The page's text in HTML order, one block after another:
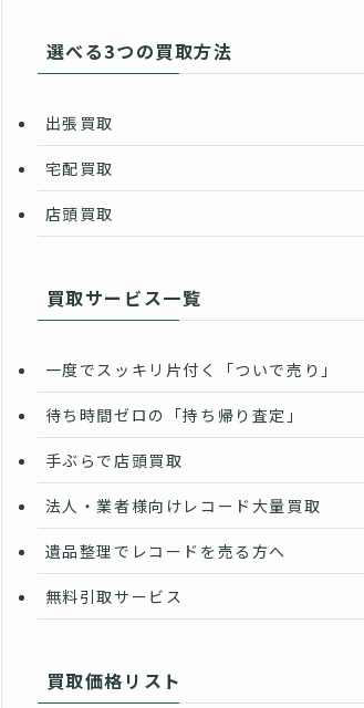
選べる3つの買取方法
出張買取
宅配買取
店頭買取
買取サービス一覧
一度でスッキリ片付く「ついで売り」
待ち時間ゼロの「持ち帰り査定」
手ぶらで店頭買取
法人・業者様向けレコード大量買取
遺品整理でレコードを売る方へ
無料引取サービス
買取価格リスト